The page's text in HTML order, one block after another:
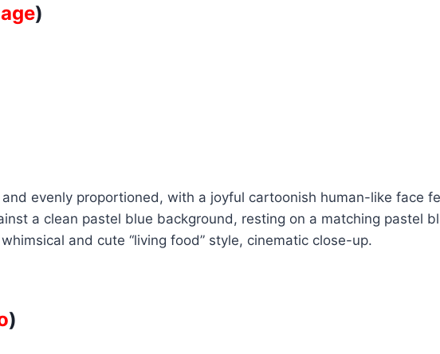
)
evenly proportioned, with a joyful cartoonish human-like face
a clean pastel blue background, resting on a matching pastel
and cute “living food” style, cinematic close-up.
)